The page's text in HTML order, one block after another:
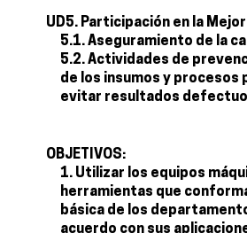
UD5. Participación en la
5.1. Aseguramiento de la
5.2. Actividades de
de los insumos y procesos
evitar resultados
OBJETIVOS:
Utilizar los equipos
herramientas que
básica de los
acuerdo con sus